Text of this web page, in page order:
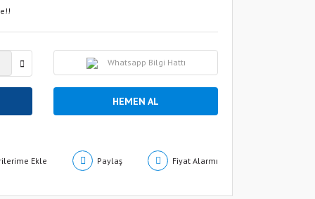
Whatsapp Bilgi Hattı
HEMEN AL
Paylaş Fiyat Alarmı